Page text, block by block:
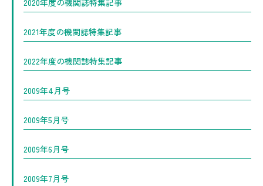
2020年度の機関誌特集記事
2021年度の機関誌特集記事
2022年度の機関誌特集記事
2009年4月号
2009年5月号
2009年6月号
2009年7月号